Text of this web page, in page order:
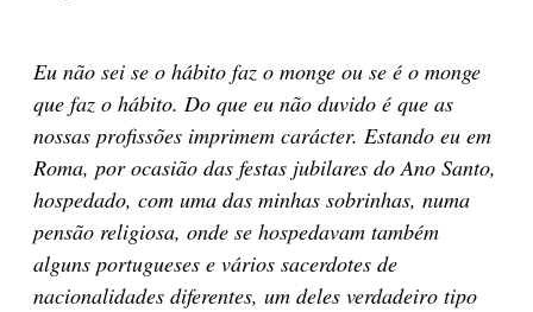
Eu não sei se o hábito faz o monge ou se é o monge
que faz o hábito. Do que eu não duvido é que as
nossas profissões imprimem carácter. Estando eu em
Roma, por ocasião das festas jubilares do Ano Santo,
hospedado, com uma das minhas sobri­nhas, numa
pensão religiosa, onde se hospedavam também
alguns portugueses e vários sacerdotes de
nacionalidades diferentes, um deles verdadeiro tipo